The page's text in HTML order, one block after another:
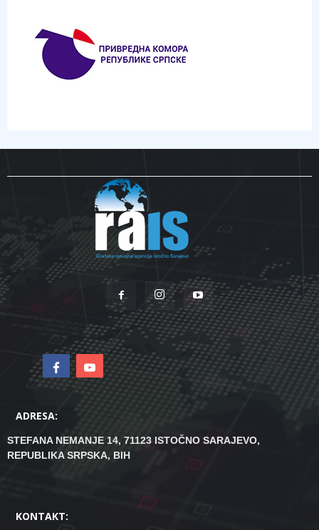
ADRESA:
STEFANA NEMANJE 14, 71123 ISTOČNO SARAJEVO,
REPUBLIKA SRPSKA, BIH
KONTAKT: